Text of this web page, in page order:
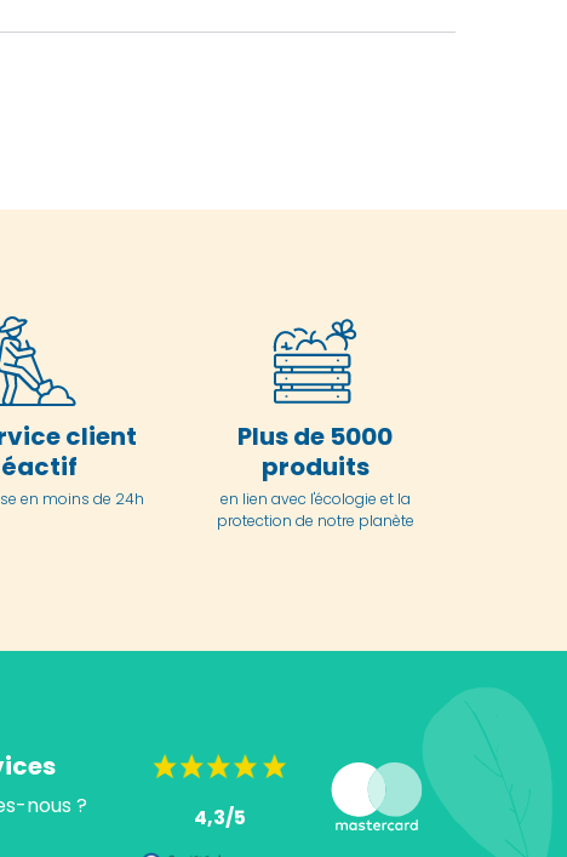
client
en moins de 24h
Plus de 5000
produits
en lien avec l'écologie et la
protection de notre planète
nous ?
4,3/5